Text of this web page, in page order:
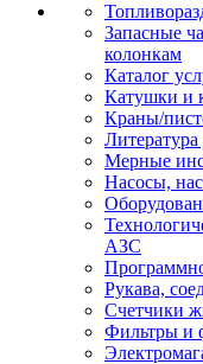
Запасные
колонкам
Каталог
Катушки и
Краны/
Мерные
Насосы,
АЗС
Рукава,
Счетчики
Фильтры и